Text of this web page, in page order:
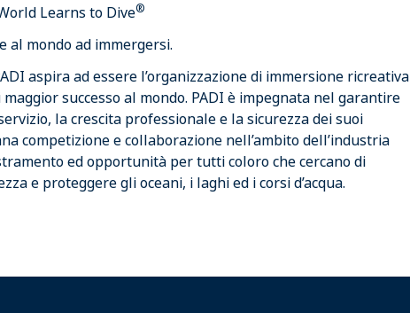
Learns to Dive®
al mondo ad immergersi.
aspira ad essere l’organizzazione di immersione ricreativa
successo al mondo. PADI è impegnata nel garantire
la crescita professionale e la sicurezza dei suoi
competizione e collaborazione nell’ambito dell’industria
ed opportunità per tutti coloro che cercano di
e proteggere gli oceani, i laghi ed i corsi d’acqua.